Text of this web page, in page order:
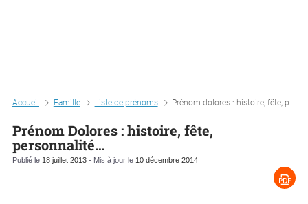
Accueil Famille Liste de prénoms Prénom dolores : histoire, fête, personnalité…
Prénom Dolores : histoire, fête,
personnalité…
Publié le 18 juillet 2013 - Mis à jour le 10 décembre 2014